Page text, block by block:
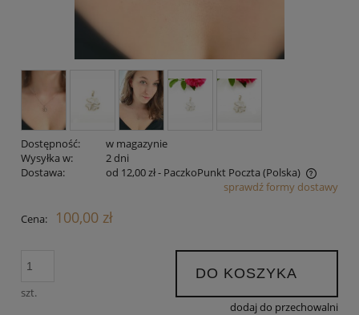
Dostępność:
w magazynie
Wysyłka w:
2 dni
Dostawa:
od 12,00 zł- PaczkoPunkt Poczta (Polska)
Cena nie zawiera ewentualnych kosztów płatnościsprawdź formy dostawy
Cena: 100,00 zł
szt.
DO KOSZYKA
dodaj do przechowalni